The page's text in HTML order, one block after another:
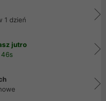
1 dzień
jutro